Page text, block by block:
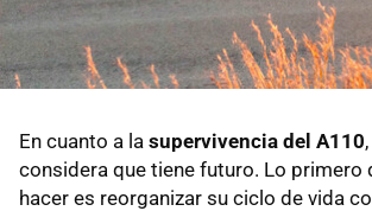
En cuanto a la supervivencia del A110
considera que tiene futuro. Lo primero
hacer es reorganizar su ciclo de vida